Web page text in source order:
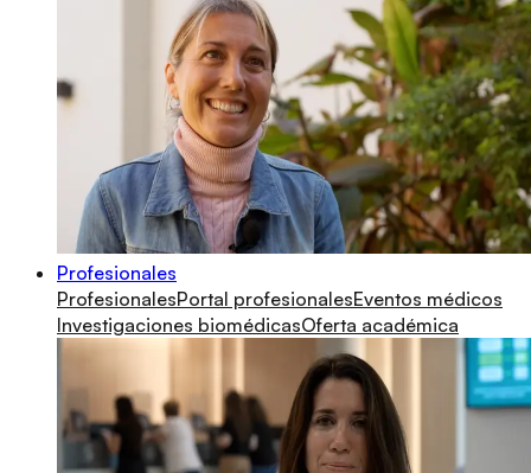
Profesionales
ProfesionalesPortal profesionalesEventos médicos
Investigaciones biomédicasOferta académica